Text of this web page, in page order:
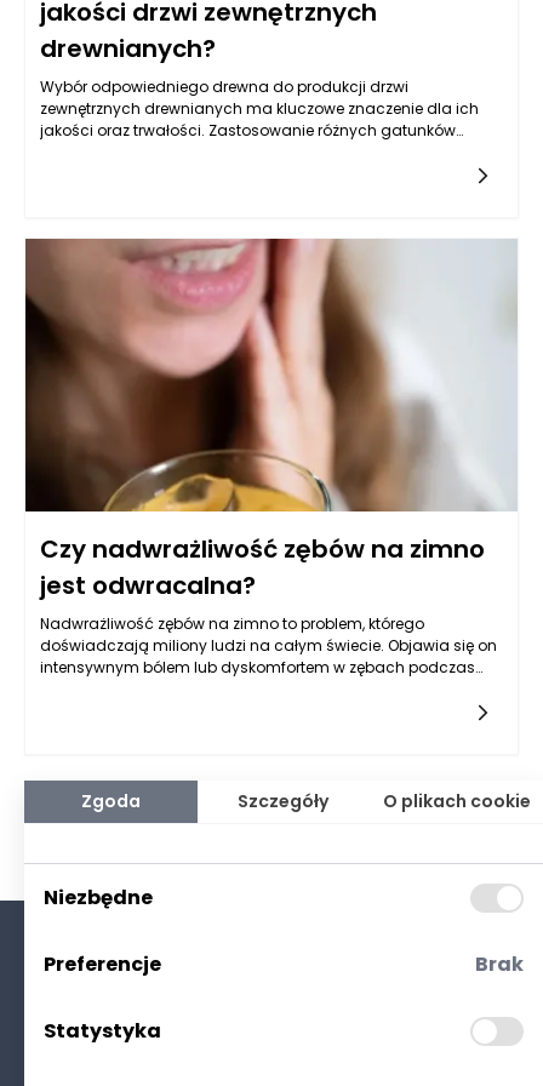
jakości drzwi zewnętrznych
drewnianych?
Wybór odpowiedniego drewna do produkcji drzwi
zewnętrznych drewnianych ma kluczowe znaczenie dla ich
jakości oraz trwałości. Zastosowanie różnych gatunków
uszkodzenia oraz wpływ warunków otoczenia. Może stawać
się bardzo atrakcyjne wizualnie, podkreślając naturalne słoje
oraz usłojenie, co nadaje drzwiom wyjątkowego charakteru.
Innym popularnym wyborem jest drewno mahoniowe, cenione
za swoje właściwości eleganckiego wyglądu oraz doskonałą
odporność na wilgoć. Jednocześnie, wybierając producenta
drzwi zewnętrznych, należy zwrócić uwagę na to, czy
wykorzystuje on drewno sezonowane, które jest bardziej
stabilne pod względem wymiarów i mniej podatne na pękanie
czy deformacje. W przypadku drzwi zewnętrznych,
odpowiednia selekcja drewna ma znaczenie nie tylko
estetyczne, lecz również praktyczne, zapewniając
bezpieczeństwo i trwałość.
Czy nadwrażliwość zębów na zimno
jest odwracalna?
Nadwrażliwość zębów na zimno to problem, którego
doświadczają miliony ludzi na całym świecie. Objawia się on
intensywnym bólem lub dyskomfortem w zębach podczas
zębiny. Kluczowe pytanie, które nurtuje wiele osób
borykających się z tym problemem, brzmi: czy nadwrażliwość
zębów na zimno jest odwracalna? Odpowiedź na to pytanie
przyczyny nadwrażliwości oraz podejmowanych działań w
celu jej leczenia.
Polityka prywatności
Zgoda Szczegóły O plikach cookie
Niezbędne
Preferencje Brak
Statystyka